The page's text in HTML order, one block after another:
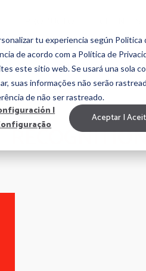
tu experiencia según Politica
de acordo com a Política de
este sitio web. Se usará una sola
suas informações não serão
de não ser rastreado.
|
Aceptar |
EMPLOYEE EXPERIENCE